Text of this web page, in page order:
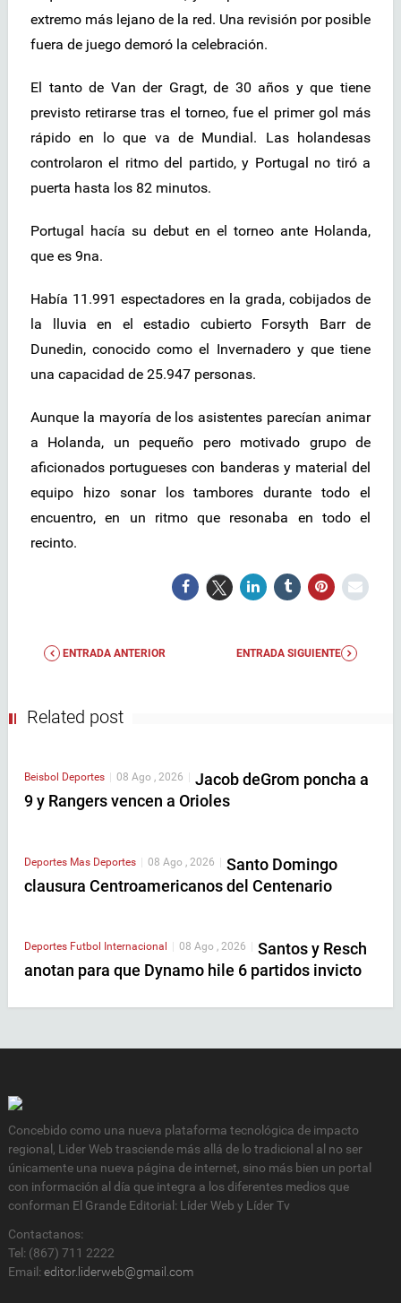
extremo más lejano de la red. Una revisión por posible
fuera de juego demoró la celebración.
El tanto de Van der Gragt, de 30 años y que tiene
previsto retirarse tras el torneo, fue el primer gol más
rápido en lo que va de Mundial. Las holandesas
controlaron el ritmo del partido, y Portugal no tiró a
puerta hasta los 82 minutos.
Portugal hacía su debut en el torneo ante Holanda,
que es 9na.
Había 11.991 espectadores en la grada, cobijados de
la lluvia en el estadio cubierto Forsyth Barr de
Dunedin, conocido como el Invernadero y que tiene
una capacidad de 25.947 personas.
Aunque la mayoría de los asistentes parecían animar
a Holanda, un pequeño pero motivado grupo de
aficionados portugueses con banderas y material del
equipo hizo sonar los tambores durante todo el
encuentro, en un ritmo que resonaba en todo el
recinto.
ENTRADA ANTERIOR ENTRADA SIGUIENTE
Related post
Beisbol Deportes 08 Ago , 2026
Jacob deGrom poncha a
9 y Rangers vencen a Orioles
Deportes Mas Deportes | 08 Ago , 2026 | Santo Domingo
clausura Centroamericanos del Centenario
Deportes Futbol Internacional 08 Ago , 2026
Santos y Resch
anotan para que Dynamo hile 6 partidos invicto
Concebido como una nueva plataforma tecnológica de impacto
regional, Lider Web trasciende más allá de lo tradicional al no ser
únicamente una nueva página de internet, sino más bien un portal
con información al día que integra a los diferentes medios que
conforman El Grande Editorial: Líder Web y Líder Tv
Contactanos:
Tel: (867) 711 2222
Email: editor.liderweb@gmail.com